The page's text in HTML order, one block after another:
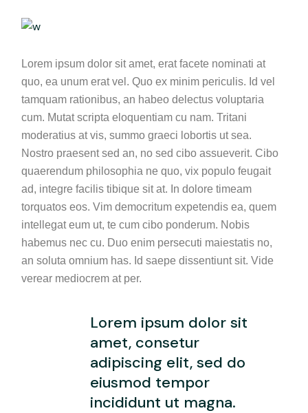
Lorem ipsum dolor sit amet, erat facete nominati at
quo, ea unum erat vel. Quo ex minim periculis. Id vel
tamquam rationibus, an habeo delectus voluptaria
cum. Mutat scripta eloquentiam cu nam. Tritani
moderatius at vis, summo graeci lobortis ut sea.
Nostro praesent sed an, no sed cibo assueverit. Cibo
quaerendum philosophia ne quo, vix populo feugait
ad, integre facilis tibique sit at. In dolore timeam
torquatos eos. Vim democritum expetendis ea, quem
intellegat eum ut, te cum cibo ponderum. Nobis
habemus nec cu. Duo enim persecuti maiestatis no,
an soluta omnium has. Id saepe dissentiunt sit. Vide
verear mediocrem at per.
Lorem ipsum dolor sit
amet, consetur
adipiscing elit, sed do
eiusmod tempor
incididunt ut magna.